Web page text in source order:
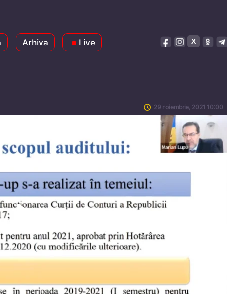
Arhiva Live
29 noiembrie, 2021 10:00
Play